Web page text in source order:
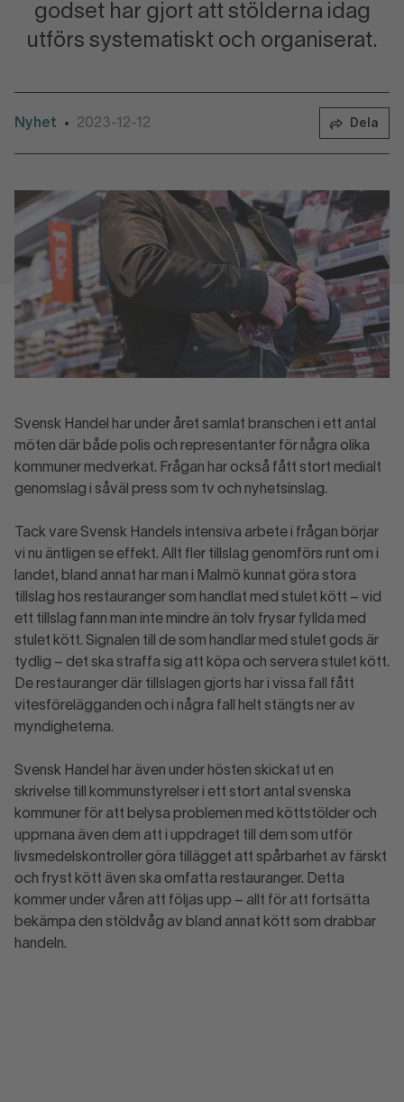
godset har gjort att stölderna idag
utförs systematiskt och organiserat.
Nyhet • 2023-12-12 Dela
Svensk Handel har under året samlat branschen i ett antal
möten där både polis och representanter för några olika
kommuner medverkat. Frågan har också fått stort medialt
genomslag i såväl press som tv och nyhetsinslag.
Tack vare Svensk Handels intensiva arbete i frågan börjar
vi nu äntligen se effekt. Allt fler tillslag genomförs runt om i
landet, bland annat har man i Malmö kunnat göra stora
tillslag hos restauranger som handlat med stulet kött – vid
ett tillslag fann man inte mindre än tolv frysar fyllda med
stulet kött. Signalen till de som handlar med stulet gods är
tydlig – det ska straffa sig att köpa och servera stulet kött.
De restauranger där tillslagen gjorts har i vissa fall fått
vitesförelägganden och i några fall helt stängts ner av
myndigheterna.
Svensk Handel har även under hösten skickat ut en
skrivelse till kommunstyrelser i ett stort antal svenska
kommuner för att belysa problemen med köttstölder och
uppmana även dem att i uppdraget till dem som utför
livsmedelskontroller göra tillägget att spårbarhet av färskt
och fryst kött även ska omfatta restauranger. Detta
kommer under våren att följas upp – allt för att fortsätta
bekämpa den stöldvåg av bland annat kött som drabbar
handeln.